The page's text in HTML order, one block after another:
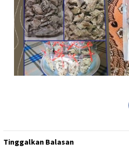
Tinggalkan Balasan